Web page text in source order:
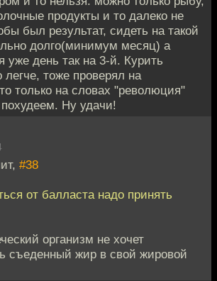
продукты и то далеко не
был результат, сидеть на такой
долго(минимум месяц) а
уже день так на 3-й. Курить
легче, тоже проверял на
только на словах "революция"
Ну удачи!
#38
от балласта надо принять
организм не хочет
съеденный жир в свой жировой